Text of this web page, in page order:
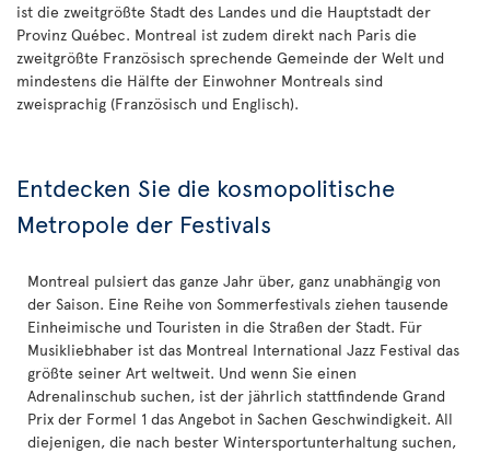
ist die zweitgrößte Stadt des Landes und die Hauptstadt der
Provinz Québec. Montreal ist zudem direkt nach Paris die
zweitgrößte Französisch sprechende Gemeinde der Welt und
mindestens die Hälfte der Einwohner Montreals sind
zweisprachig (Französisch und Englisch).
Entdecken Sie die kosmopolitische
Metropole der Festivals
Montreal pulsiert das ganze Jahr über, ganz unabhängig von
der Saison. Eine Reihe von Sommerfestivals ziehen tausende
Einheimische und Touristen in die Straßen der Stadt. Für
Musikliebhaber ist das Montreal International Jazz Festival das
größte seiner Art weltweit. Und wenn Sie einen
Adrenalinschub suchen, ist der jährlich stattfindende Grand
Prix der Formel 1 das Angebot in Sachen Geschwindigkeit. All
diejenigen, die nach bester Wintersportunterhaltung suchen,